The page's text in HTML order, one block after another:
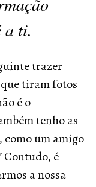
a ti.
trazer
tiram fotos
é o
tenho as
um amigo
Contudo, é
a nossa